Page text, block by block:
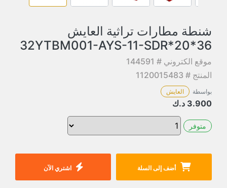
شنطة مطارات تراثية العايش
36*20*32YTBM001-AYS-11-SDR
موقع الكتروني # 144591
المنتج # 1120015483
بواسطة العايش
3.900 د.ك
متوفر
أضف إلى السلة اشتري الآن